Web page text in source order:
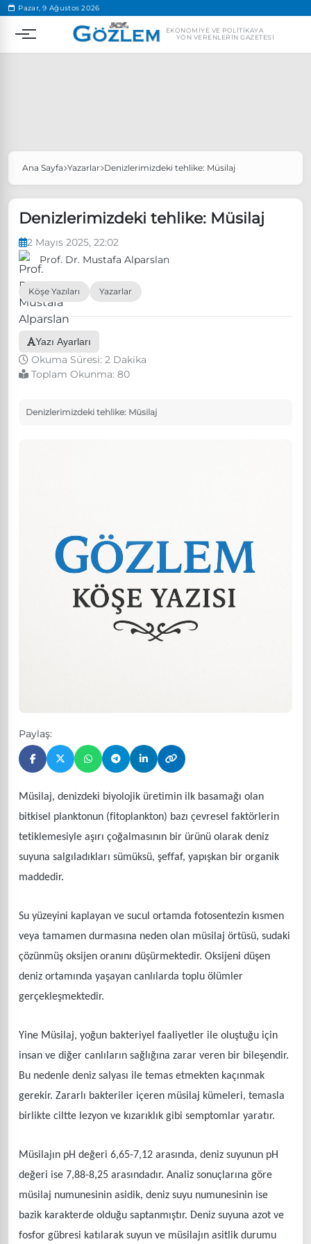
Pazar, 9 Ağustos 2026
EKONOMIYE VE POLITIKAYA
YÖN VERENLERIN GAZETESI
Popüler Aramalar
Özgür Özel, Ekrem İmamoğlu’nu ziyaret edecek
Ünlü çift bir etkinliğe daha katılmama kararı aldı
Ana Sayfa Yazarlar Denizlerimizdeki tehlike: Müsilaj
Denizlerimizdeki tehlike: Müsilaj
2 Mayıs 2025, 22:02
Prof. Dr. Mustafa Alparslan
Köşe Yazıları Yazarlar
Yazı Ayarları
Okuma Süresi: 2 Dakika
Toplam Okunma: 80
Denizlerimizdeki tehlike: Müsilaj
Paylaş:
Müsilaj, denizdeki biyolojik üretimin ilk basamağı olan
bitkisel planktonun (fitoplankton) bazı çevresel faktörlerin
tetiklemesiyle aşırı çoğalmasının bir ürünü olarak deniz
suyuna salgıladıkları sümüksü, şeffaf, yapışkan bir organik
maddedir.
Su yüzeyini kaplayan ve sucul ortamda fotosentezin kısmen
veya tamamen durmasına neden olan müsilaj örtüsü, sudaki
çözünmüş oksijen oranını düşürmektedir. Oksijeni düşen
deniz ortamında yaşayan canlılarda toplu ölümler
gerçekleşmektedir.
Yine Müsilaj, yoğun bakteriyel faaliyetler ile oluştuğu için
insan ve diğer canlıların sağlığına zarar veren bir bileşendir.
Bu nedenle deniz salyası ile temas etmekten kaçınmak
gerekir. Zararlı bakteriler içeren müsilaj kümeleri, temasla
birlikte ciltte lezyon ve kızarıklık gibi semptomlar yaratır.
Müsilajın pH değeri 6,65-7,12 arasında, deniz suyunun pH
değeri ise 7,88-8,25 arasındadır. Analiz sonuçlarına göre
müsilaj numunesinin asidik, deniz suyu numunesinin ise
bazik karakterde olduğu saptanmıştır. Deniz suyuna azot ve
fosfor gübresi katılarak suyun ve müsilajın asitlik durumu